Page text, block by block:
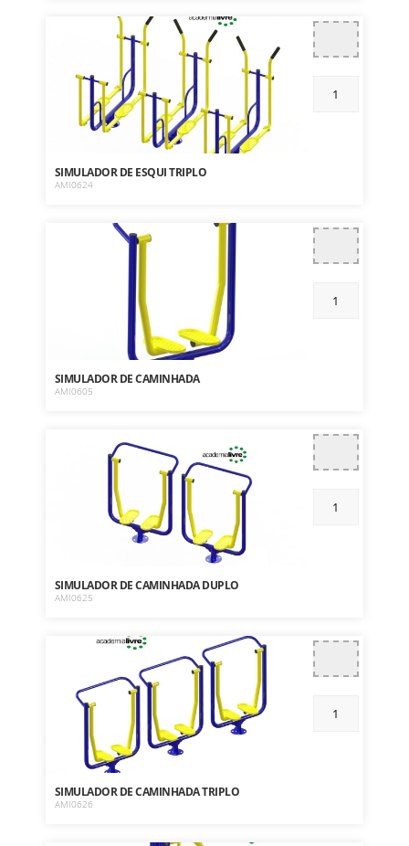
SIMULADOR DE ESQUI TRIPLO
AMI0624
SIMULADOR DE CAMINHADA
AMI0605
SIMULADOR DE CAMINHADA DUPLO
AMI0625
SIMULADOR DE CAMINHADA TRIPLO
AMI0626